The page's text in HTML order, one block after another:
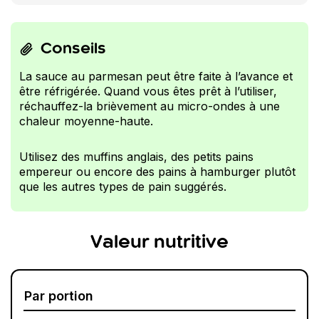
Conseils
La sauce au parmesan peut être faite à l’avance et
être réfrigérée. Quand vous êtes prêt à l’utiliser,
réchauffez-la brièvement au micro-ondes à une
chaleur moyenne-haute.
Utilisez des muffins anglais, des petits pains
empereur ou encore des pains à hamburger plutôt
que les autres types de pain suggérés.
Valeur nutritive
Par portion